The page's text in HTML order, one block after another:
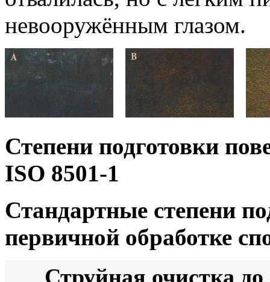
невооружённым глазом.
Степени подготовки
ISO 8501-1
Стандартные степени
первичной обработке
Струйная очистка